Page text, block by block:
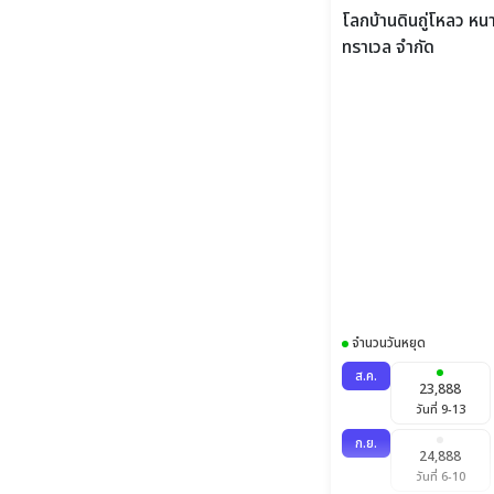
จำนวนวันหยุด
ส.ค.
23,888
วันที่ 9-13
ก.ย.
24,888
วันที่ 6-10